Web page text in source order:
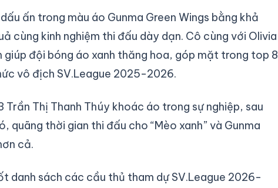
ấn trong màu áo Gunma Green Wings bằng khả
cùng kinh nghiệm thi đấu dày dạn. Cô cùng với Olivia
giúp đội bóng áo xanh thăng hoa, góp mặt trong top 8
vô địch SV.League 2025-2026.
Trần Thị Thanh Thúy khoác áo trong sự nghiệp, sau
quãng thời gian thi đấu cho “Mèo xanh” và Gunma
cả.
danh sách các cầu thủ tham dự SV.League 2026-